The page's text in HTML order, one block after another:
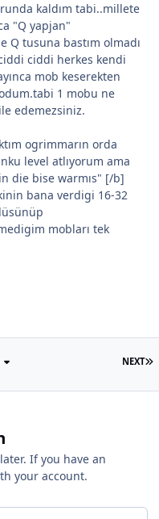
kaldım tabi..millete
"Q yapjan"
Q tusuna bastım olmadı
ciddi herkes kendi
mob keserekten
1 mobu ne
edemezsiniz.
ogrimmarın orda
level atlıyorum ama
die bise warmıs" [/b]
bana verdigi 16-32
mobları tek
NEXT
If you have an
your account.